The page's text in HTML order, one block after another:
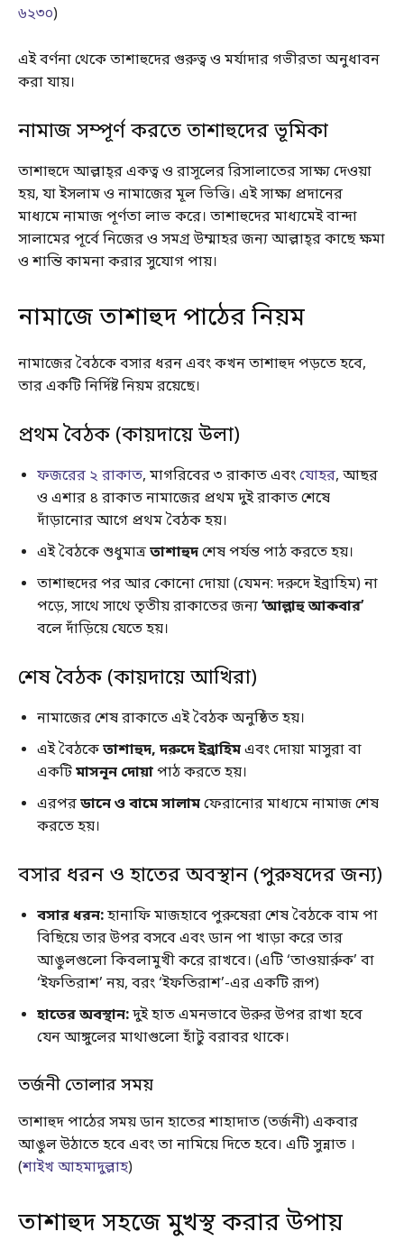
৬২৩০)
এই বর্ণনা থেকে তাশাহুদের গুরুত্ব ও মর্যাদার গভীরতা অনুধাবন
করা যায়।
নামাজ সম্পূর্ণ করতে তাশাহুদের ভূমিকা
তাশাহুদে আল্লাহ্‌র একত্ব ও রাসূলের রিসালাতের সাক্ষ্য দেওয়া
হয়, যা ইসলাম ও নামাজের মূল ভিত্তি। এই সাক্ষ্য প্রদানের
মাধ্যমে নামাজ পূর্ণতা লাভ করে। তাশাহুদের মাধ্যমেই বান্দা
সালামের পূর্বে নিজের ও সমগ্র উম্মাহর জন্য আল্লাহ্‌র কাছে ক্ষমা
ও শান্তি কামনা করার সুযোগ পায়।
নামাজে তাশাহুদ পাঠের নিয়ম
নামাজের বৈঠকে বসার ধরন এবং কখন তাশাহুদ পড়তে হবে,
তার একটি নির্দিষ্ট নিয়ম রয়েছে।
প্রথম বৈঠক (কায়দায়ে উলা)
ফজরের ২ রাকাত, মাগরিবের ৩ রাকাত এবংযোহর, আছর
ও এশার ৪ রাকাত নামাজের প্রথম দুই রাকাত শেষে
দাঁড়ানোর আগে প্রথম বৈঠক হয়।
এই বৈঠকে শুধুমাত্রতাশাহুদশেষ পর্যন্ত পাঠ করতে হয়।
তাশাহুদের পর আর কোনো দোয়া (যেমন: দরুদে ইব্রাহিম) না
পড়ে, সাথে সাথে তৃতীয় রাকাতের জন্য‘আল্লাহু আকবার’
বলে দাঁড়িয়ে যেতে হয়।
শেষ বৈঠক (কায়দায়ে আখিরা)
নামাজের শেষ রাকাতে এই বৈঠক অনুষ্ঠিত হয়।
এই বৈঠকেতাশাহুদ, দরুদে ইব্রাহিমএবং দোয়া মাসুরা বা
একটিমাসনূন দোয়াপাঠ করতে হয়।
এরপরডানে ও বামে সালামফেরানোর মাধ্যমে নামাজ শেষ
করতে হয়।
বসার ধরন ও হাতের অবস্থান (পুরুষদের জন্য)
বসার ধরন:হানাফি মাজহাবে পুরুষেরা শেষ বৈঠকে বাম পা
বিছিয়ে তার উপর বসবে এবং ডান পা খাড়া করে তার
আঙুলগুলো কিবলামুখী করে রাখবে। (এটি ‘তাওয়ার্রুক’ বা
‘ইফতিরাশ’ নয়, বরং ‘ইফতিরাশ’-এর একটি রূপ)
হাতের অবস্থান:দুই হাত এমনভাবে উরুর উপর রাখা হবে
যেন আঙ্গুলের মাথাগুলো হাঁটু বরাবর থাকে।
তর্জনী তোলার সময়
তাশাহুদ পাঠের সময় ডান হাতের শাহাদাত (তর্জনী) একবার
আঙুল উঠাতে হবে এবং তা নামিয়ে দিতে হবে। এটি সুন্নাত ।
(শাইখ আহমাদুল্লাহ)
তাশাহুদ সহজে মুখস্থ করার উপায়